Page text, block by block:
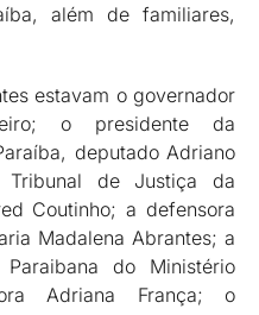
além de familiares,
estavam o governador
o presidente da
deputado Adriano
de Justiça da
Coutinho; a defensora
Madalena Abrantes; a
do Ministério
Adriana França; o